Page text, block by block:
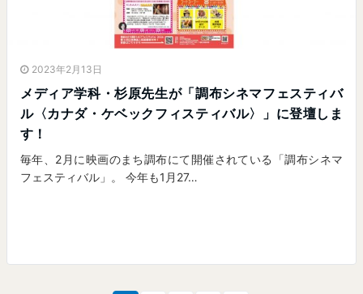
2023年2月13日
メディア学科・杉原先生が「調布シネマフェスティバ
ル〈カナダ・ケベックフィスティバル〉」に登壇しま
す！
毎年、2月に映画のまち調布にて開催されている「調布シネマ
フェスティバル」。 今年も1月27…